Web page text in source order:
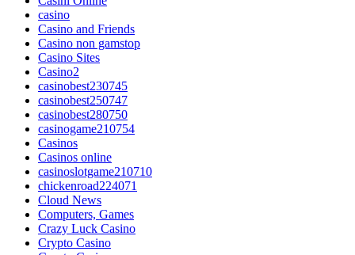
casino
Casino and Friends
Casino non gamstop
Casino Sites
Casino2
casinobest230745
casinobest250747
casinobest280750
casinogame210754
Casinos
Casinos online
casinoslotgame210710
chickenroad224071
Cloud News
Computers, Games
Crazy Luck Casino
Crypto Casino